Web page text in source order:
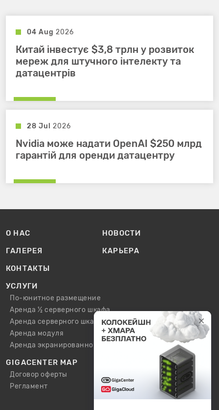
04 Aug 2026
Китай інвестує $3,8 трлн у розвиток
мереж для штучного інтелекту та
датацентрів
28 Jul 2026
Nvidia може надати OpenAI $250 млрд
гарантій для оренди датацентру
О НАС
НОВОСТИ
ГАЛЕРЕЯ
КАРЬЕРА
КОНТАКТЫ
УСЛУГИ
По-юнитное размещение
Аренда ½ серверного шкафа
Аренда серверного шкафа
Аренда модуля
Аренда экранированного шкафа / модуля
GIGACENTER MAP
Договор оферты
Регламент